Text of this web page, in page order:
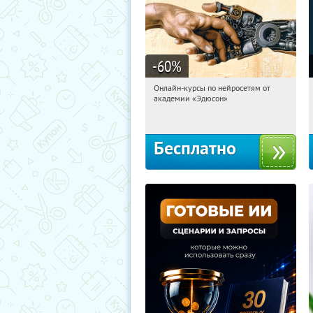
-60%
23:26:58 Получили:
Онлайн-курсы по нейросетям от
академии «Эдюсон»
Бесплатно